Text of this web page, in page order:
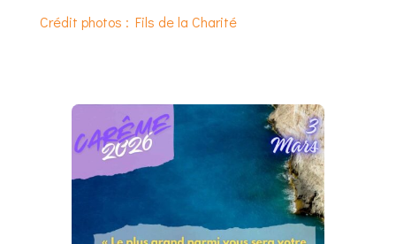
Crédit photos : Fils de la Charité